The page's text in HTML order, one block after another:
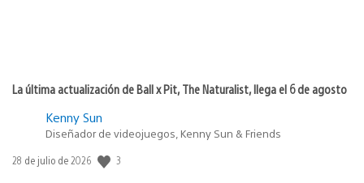
La última actualización de Ball x Pit, The Naturalist, llega el 6 de agosto
Kenny Sun
Diseñador de videojuegos, Kenny Sun & Friends
Fecha
28 de julio de 2026 3